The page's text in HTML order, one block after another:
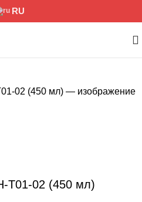
RU
изображение
T01-02 (450 мл)